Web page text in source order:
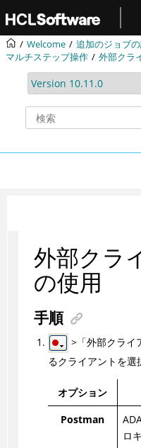
メインコンテンツにジャンプ
Welcome
追加のジョブ
マルチステップ操作
外部クラ
外部クラ
の使用
手順
>「外部クライ
るクライアントを選
オプション
Postman
ロ